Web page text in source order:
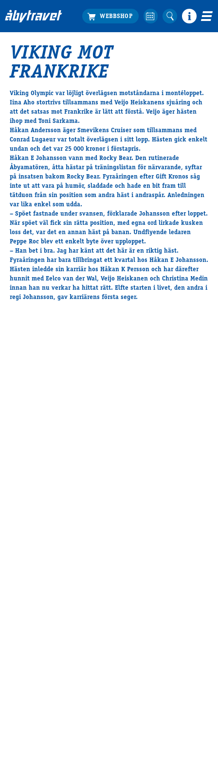
Köp biljett
Travprogrammet
Bra att veta
Restauranger
Catering by Lyon
Hotell nära oss
Nybörjar­guide
Presentkort
Tävlingsdagar
FAQ
Travkonferens
Exponering & värdskap
Aktiviteter
Tävling
VIKING MOT
FRANKRIKE
Viking Olympic var löjligt överlägsen motståndarna i montéloppet.
Iina Aho stortrivs tillsammans med Veijo Heiskanens sjuåring och
att det satsas mot Frankrike är lätt att förstå. Veijo äger hästen
ihop med Toni Sarkama.
Håkan Andersson äger Smevikens Cruiser som tillsammans med
Conrad Lugaeur var totalt överlägsen i sitt lopp. Hästen gick enkelt
undan och det var 25 000 kronor i förstapris.
Håkan E Johansson vann med Rocky Bear. Den rutinerade
Åbyamatören, åtta hästar på träningslistan för närvarande, syftar
på insatsen bakom Rocky Bear. Fyraåringen efter Gift Kronos såg
inte ut att vara på humör, sladdade och hade en bit fram till
tätduon från sin position som andra häst i andraspår. Anledningen
var lika enkel som udda.
– Spöet fastnade under svansen, förklarade Johansson efter loppet.
När spöet väl fick sin rätta position, med egna ord lirkade kusken
loss det, var det en annan häst på banan. Undflyende ledaren
Peppe Roc blev ett enkelt byte över upploppet.
– Han bet i bra. Jag har känt att det här är en riktig häst.
Fyraåringen har bara tillbringat ett kvartal hos Håkan E Johansson.
Hästen inledde sin karriär hos Håkan K Persson och har därefter
hunnit med Eelco van der Wal, Veijo Heiskanen och Christina Medin
innan han nu verkar ha hittat rätt. Elfte starten i livet, den andra i
regi Johansson, gav karriärens första seger.